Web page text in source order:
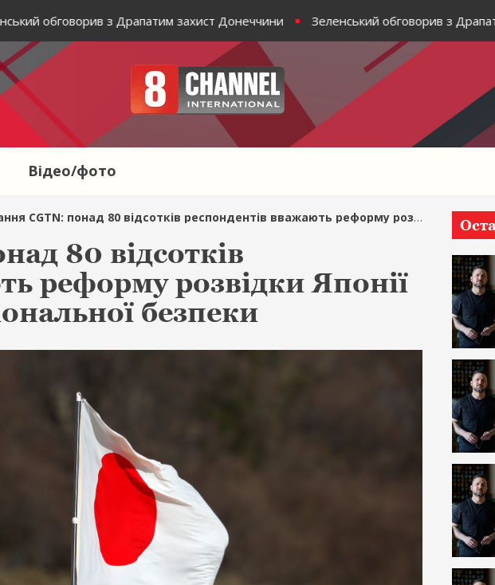
обговорив з Драпатим захист Донеччини Зеленський обговорив з
Відео/фото
понад 80 відсотків респондентів вважають реформу розвідки Японії небезпечною для регіональної безпеки
80 відсотків
реформу розвідки Японії
безпеки